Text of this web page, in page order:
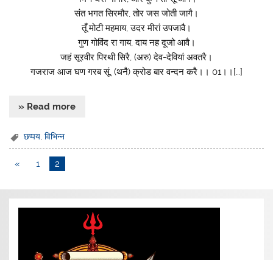
संत भगत सिरमौर, तोर जस जोती जागै।
तूँ मोटी महमाय, उदर मीरां उपजावै।
गुण गोविंद रा गाय, दाय नह दूजो आवै।
जहं सूरवीर पिरथी सिरै, (अरु) देव-देवियां अवतरै।
गजराज आज घण गरब सूं, (थनै) क्रोड बार वन्दन करै।। 01।।[…]
» Read more
छप्पय ,विभिन्न
« 1 2